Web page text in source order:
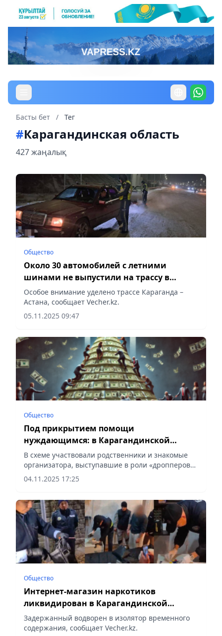
Басты бет / Тег
#Карагандинская область
427 жаңалық
Общество
Около 30 автомобилей с летними
шинами не выпустили на трассу в
Карагандинской области
Особое внимание уделено трассе Караганда –
Астана, сообщает Vecher.kz.
05.11.2025 09:47
Общество
Под прикрытием помощи
нуждающимся: в Карагандинской
области пресекли деятельность
финпирамиды
В схеме участвовали родственники и знакомые
организатора, выступавшие в роли «дропперов»,
сообщает Vecher.kz.
04.11.2025 17:25
Общество
Интернет-магазин наркотиков
ликвидирован в Карагандинской
области
Задержанный водворен в изолятор временного
содержания, сообщает Vecher.kz.